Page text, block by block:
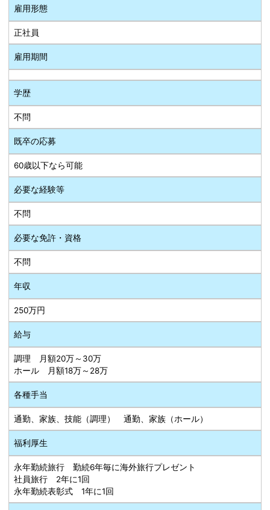
雇用形態
正社員
雇用期間
学歴
不問
既卒の応募
60歳以下なら可能
必要な経験等
不問
必要な免許・資格
不問
年収
250万円
給与
調理 月額20万～30万
ホール 月額18万～28万
各種手当
通勤、家族、技能（調理） 通勤、家族（ホール）
福利厚生
永年勤続旅行 勤続6年毎に海外旅行プレゼント
社員旅行 2年に1回
永年勤続表彰式 1年に1回